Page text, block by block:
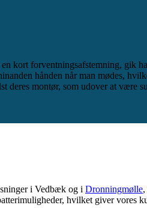
kort forventningsafstemning, gik
hånden når man mødes,
deres montør, som udover at
i Vedbæk og i Dronningmølle
hvilket giver vores